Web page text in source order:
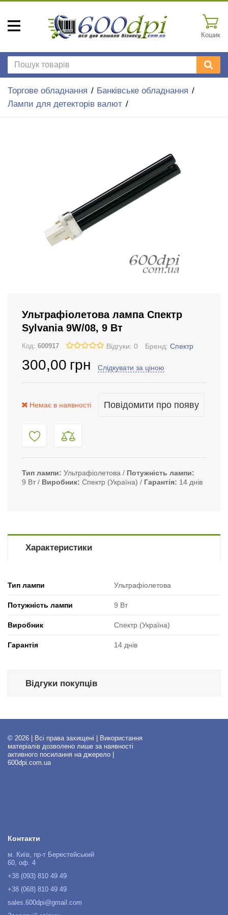
Кошик
Торгове обладнання
Банківське обладнання
Лампи для детекторів валют
Ультрафіолетова лампа Спектр
Sylvania 9W/08, 9 Вт
Код: 600917 Відгуки: 0 Бренд: Спектр
300,00 грн Слідкувати за ціною
Немає в наявності Повідомити про появу
Тип лампи Ультрафіолетова
Потужність лампи
9 Вт
Виробник Спектр (Україна) Гарантія 14 днів
Характеристики
Тип лампи Ультрафіолетова
Потужність лампи 9 Вт
Виробник Спектр (Україна)
Гарантія 14 днів
Відгуки покупців
© 2026 | Всі права захищені | Використання
матеріалів дозволено лише за наявності
активного посилання на джерело |
600dpi.com.ua
Контакти
м. Київ, пр-т Берестейський
60, оф. 4
+38 (093) 810 49 49
+38 (068) 810 49 49
sales.600dpi@gmail.com